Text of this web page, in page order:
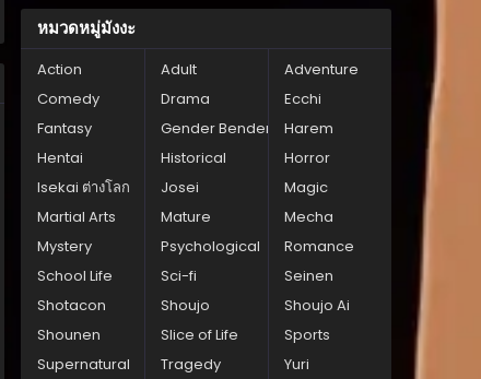
หมวดหมู่มังงะ
Action Adult
Adventure
Comedy
Drama
Ecchi
Fantasy
Gender Bender
Harem
Hentai
Historical
Horror
Isekai ต่างโลก
Josei
Magic
Martial Arts
Mature
Mecha
Mystery
Psychological
Romance
School Life
Sci-fi
Seinen
Shotacon
Shoujo
Shoujo Ai
Shounen
Slice of Life
Sports
Supernatural
Tragedy Yuri